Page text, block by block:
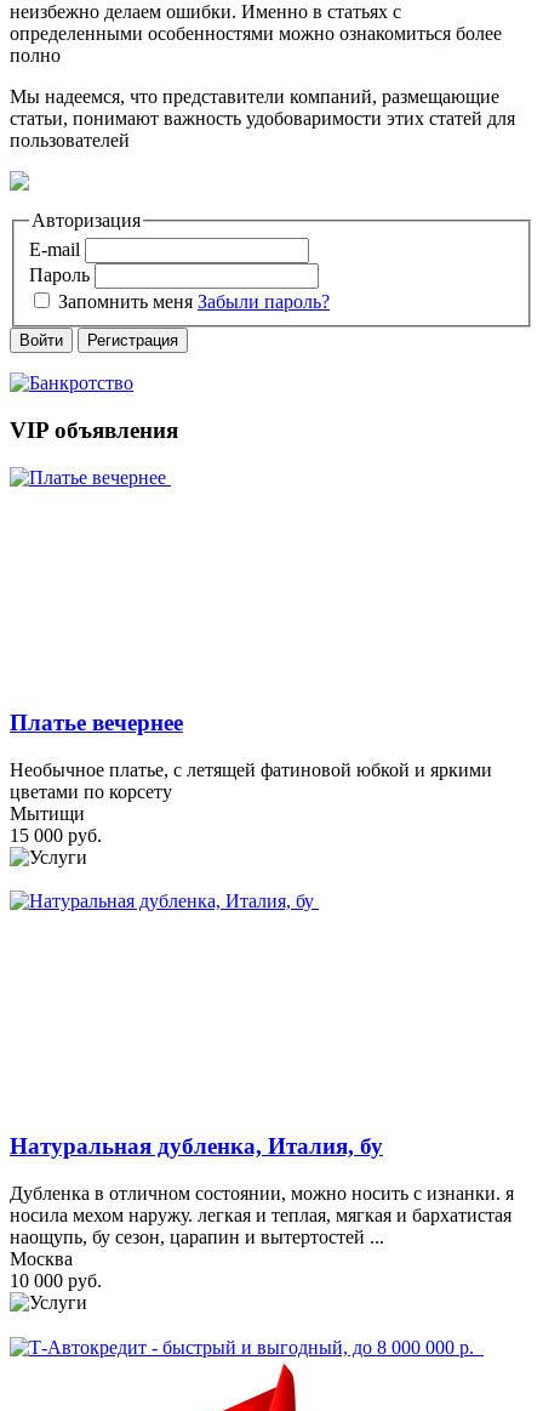
неизбежно делаем ошибки. Именно в статьях с
определенными особенностями можно ознакомиться более
полно
Мы надеемся, что представители компаний, размещающие
статьи, понимают важность удобоваримости этих статей для
пользователей
Авторизация
E-mail
Пароль
Запомнить меня Забыли пароль?
Войти Регистрация
VIP объявления
Платье вечернее
Необычное платье, с летящей фатиновой юбкой и яркими
цветами по корсету
Мытищи
15 000 руб.
Натуральная дубленка, Италия, бу
Дубленка в отличном состоянии, можно носить с изнанки. я
носила мехом наружу. легкая и теплая, мягкая и бархатистая
наощупь, бу сезон, царапин и вытертостей ...
Москва
10 000 руб.